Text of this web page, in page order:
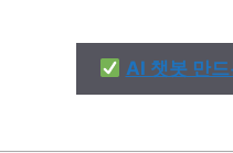
AI 챗봇 만드